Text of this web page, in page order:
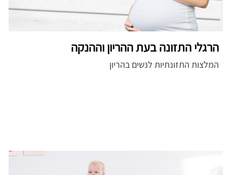
הרגלי התזונה בעת ההריון וההנקה
המלצות התזונתיות לנשים בהריון